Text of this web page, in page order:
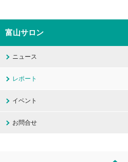
富山サロン
ニュース
レポート
イベント
お問合せ